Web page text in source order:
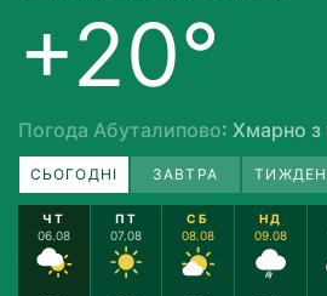
+20°
Погода Абуталипово: Хмарно з
СЬОГОДНІ ЗАВТРА
ЧТ
06.08
ПТ
07.08
СБ
08.08
НД
09.08